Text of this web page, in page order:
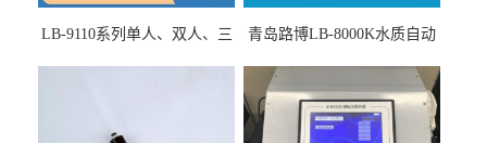
LB-9110系列单人、双人、三
青岛路博LB-8000K水质自动